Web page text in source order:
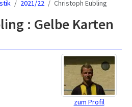
2021/22 Christoph Eubling
: Gelbe Karten
zum Profil